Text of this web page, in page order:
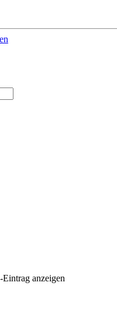
Eintrag anzeigen